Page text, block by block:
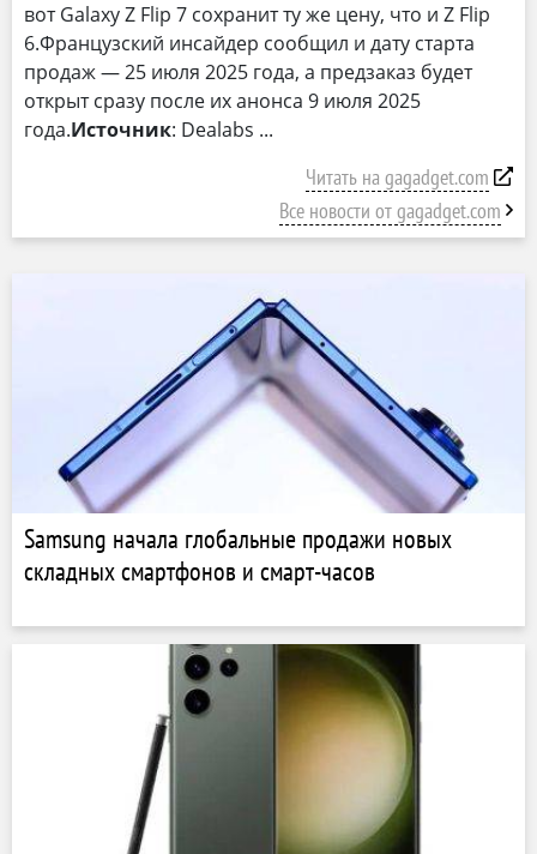
вот Galaxy Z Flip 7 сохранит ту же цену, что и Z Flip
6.Французский инсайдер сообщил и дату старта
продаж — 25 июля 2025 года, а предзаказ будет
открыт сразу после их анонса 9 июля 2025
года.Источник: Dealabs
Читать на gagadget.com
Все новости от gagadget.com
Samsung начала глобальные продажи новых
складных смартфонов и смарт-часов